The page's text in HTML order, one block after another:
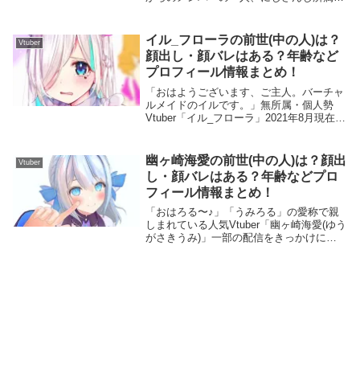
何でも許される！今回はそんな鈴谷アキの
前世(中...
Vtuber
イル_フローラの前世(中の人)は？
顔出し・顔バレはある？年齢など
プロフィール情報まとめ！
「おはようございます、ご主人。バーチャ
ルメイドのイルです。」無所属・個人勢
Vtuber「イル_フローラ」2021年8月現在、
字を書くこと」というだけあって...
Vtuber
幽ヶ崎海愛の前世(中の人)は？顔出
し・顔バレはある？年齢などプロ
フィール情報まとめ！
「おはろる〜♪」「うみろる」の愛称で親
しまれている人気Vtuber「幽ヶ崎海愛(ゆう
がさきうみ)」一部の配信をきっかけに